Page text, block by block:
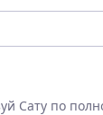
Сату по